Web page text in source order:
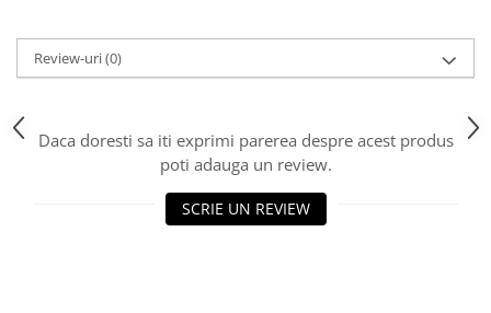
Review-uri(0)
Daca doresti sa iti exprimi parerea despre acest produs
poti adauga un review.
SCRIE UN REVIEW